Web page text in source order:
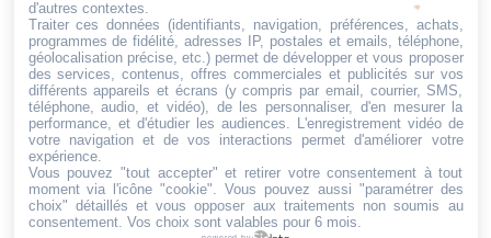
confidentialité
Mentions
légales
Conditions de
retour et de
remboursement
Droit de
rétractation
d'autres contextes.
Traiter ces données (identifiants, navigation, préférences, achats,
programmes de fidélité, adresses IP, postales et emails, téléphone,
géolocalisation précise, etc.) permet de développer et vous proposer
des services, contenus, offres commerciales et publicités sur vos
différents appareils et écrans (y compris par email, courrier, SMS,
téléphone, audio, et vidéo), de les personnaliser, d'en mesurer la
performance, et d'étudier les audiences. L'enregistrement vidéo de
votre navigation et de vos interactions permet d'améliorer votre
expérience.
Vous pouvez "tout accepter" et retirer votre consentement à tout
moment via l'icône "cookie" . Vous pouvez aussi "paramétrer des
choix" détaillés et vous opposer aux traitements non soumis au
consentement. Vos choix sont valables pour 6 mois.